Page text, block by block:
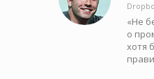
«Не
о
хотя